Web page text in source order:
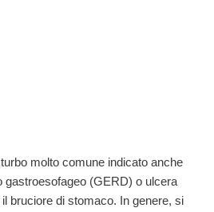
molto comune indicato anche
gastroesofageo (GERD) o ulcera
bruciore di stomaco. In genere, si